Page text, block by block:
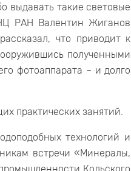
выдавать такие световые
РАН Валентин Жиганов
что приводит к
полученными
фотоаппарата – и долго
практических занятий.
технологий и
встречи «Минералы,